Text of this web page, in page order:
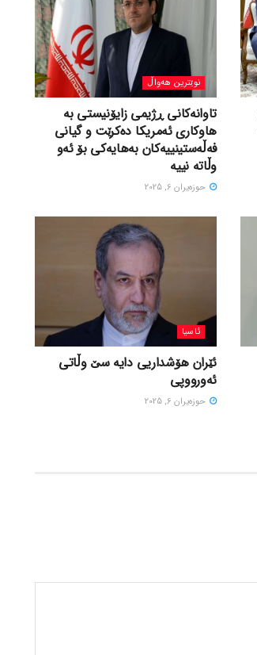
نوێترین هەواڵ
تاوانەکانی ڕژیمی زایۆنیستی بە
هاوکاری ئەمریکا دەکرێت و گیانی
فەڵەستینییەکان بەهایەکی بۆ ئەو
وڵاتە نییە
حوزه‌یران 6, 2025
ئاسیا
ئێران هۆشداریی دایە سێ وڵاتی
ئەورووپی
حوزه‌یران 6, 2025